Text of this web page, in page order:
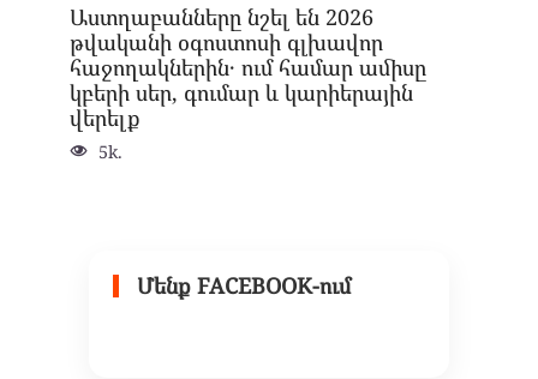
Աստղաբանները նշել են 2026
թվականի օգոստոսի գլխավոր
հաջողակներին․ ում համար ամիսը
կբերի սեր, գումար և կարիերային
վերելք
5k.
Մենք FACEBOOK-ում